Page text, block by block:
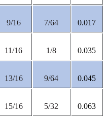
9/16 7/64 0.017
11/16 1/8 0.035
13/16 9/64 0.045
15/16 5/32 0.063